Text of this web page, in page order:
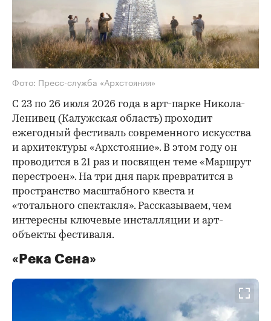
Фото: Пресс-служба «Архстояния»
С 23 по 26 июля 2026 года в арт-парке Никола-
Ленивец (Калужская область) проходит
ежегодный фестиваль современного искусства
и архитектуры «Архстояние». В этом году он
проводится в 21 раз и посвящен теме «Маршрут
перестроен». На три дня парк превратится в
пространство масштабного квеста и
«тотального спектакля». Рассказываем, чем
интересны ключевые инсталляции и арт-
объекты фестиваля.
«Река Сена»